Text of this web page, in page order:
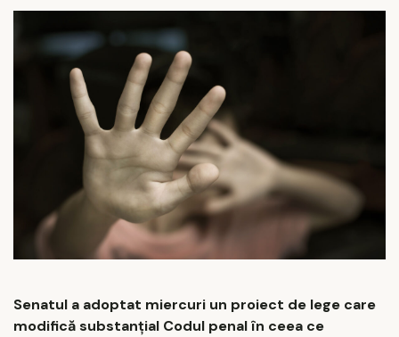
Senatul a adoptat miercuri un proiect de lege care
modifică substanțial Codul penal în ceea ce